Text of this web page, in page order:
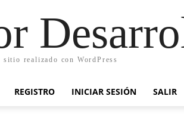
sitio realizado con WordPress
REGISTRO INICIAR SESIÓN SALIR